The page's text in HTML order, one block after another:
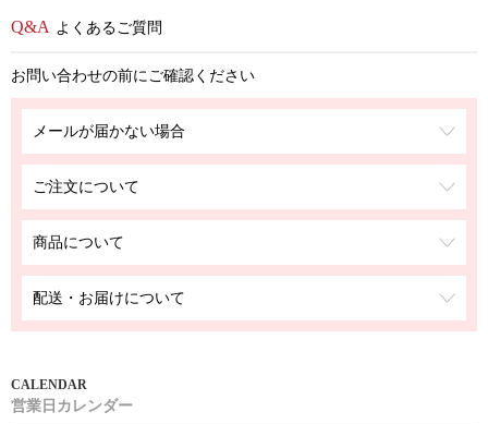
よくあるご質問
お問い合わせの前にご確認ください
メールが届かない場合
ご注文について
商品について
配送・お届けについて
営業日カレンダー